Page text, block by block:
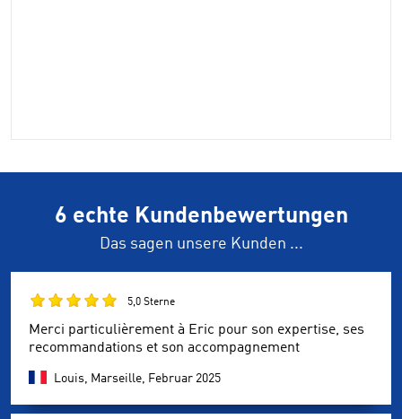
6 echte Kundenbewertungen
Das sagen unsere Kunden ...
5,0 Sterne
Merci particulièrement à Eric pour son expertise, ses
recommandations et son accompagnement
Louis, Marseille, Februar 2025